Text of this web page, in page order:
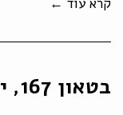
קרא עוד ←
בטאון 167, ינואר 2021